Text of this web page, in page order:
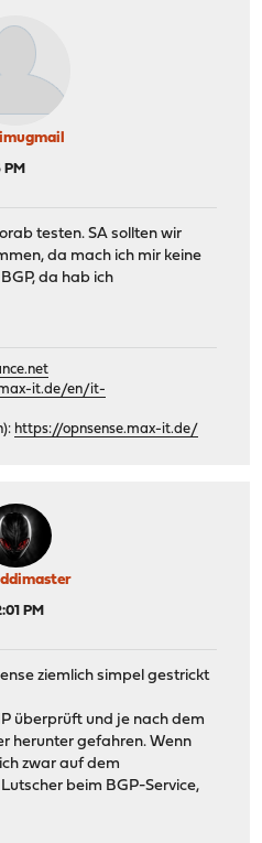
PM
testen. SA sollten wir
da mach ich mir keine
da hab ich
it.de/en/it-
https://opnsense.max-it.de/
PM
ziemlich simpel gestrickt
überprüft und je nach dem
herunter gefahren. Wenn
zwar auf dem
beim BGP-Service,